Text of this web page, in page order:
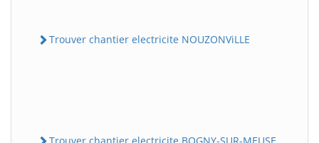
Trouver chantier electricite NOUZONViLLE